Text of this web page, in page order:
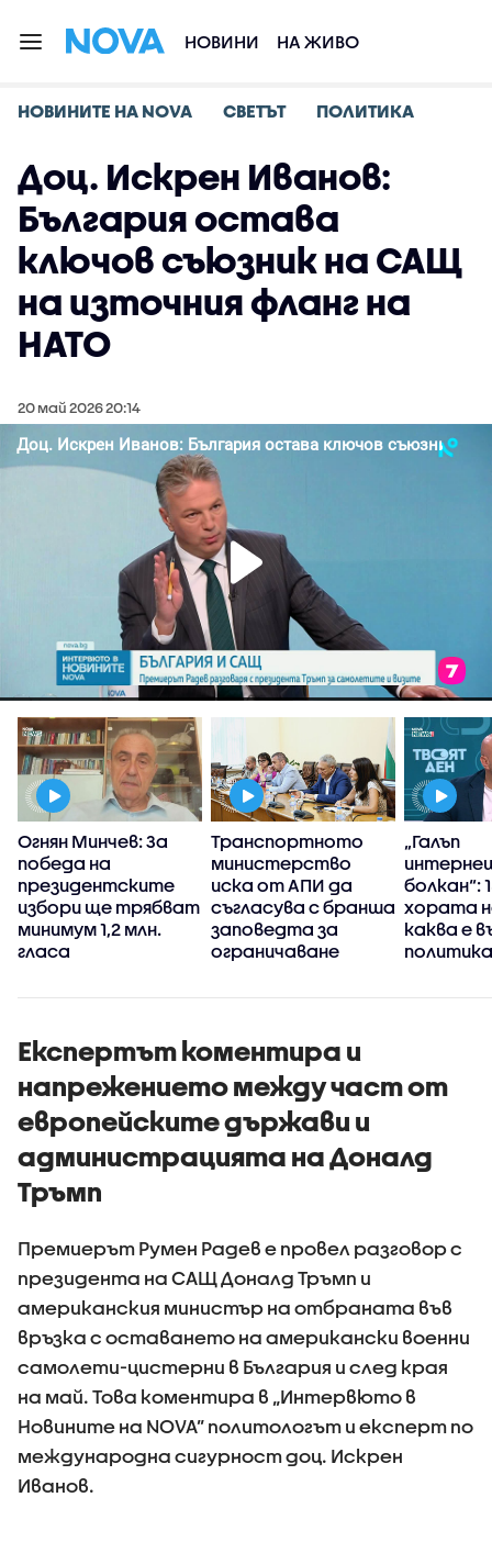
НОВИНИ НА ЖИВО
НОВИНИТЕ НА NOVA СВЕТЪТ ПОЛИТИКА
Доц. Искрен Иванов:
България остава
ключов съюзник на САЩ
на източния фланг на
НАТО
20 май 2026 20:14
Огнян Минчев: За
победа на
президентските
избори ще трябват
минимум 1,2 млн.
гласа
Транспортното
министерство
иска от АПИ да
съгласува с бранша
заповедта за
ограничаване
камиони
„Галъп
болкан“:
хората
каква е
Експертът коментира и
напрежението между част от
европейските държави и
администрацията на Доналд
Тръмп
Премиерът Румен Радев е провел разговор с
президента на САЩ Доналд Тръмп и
американския министър на отбраната във
връзка с оставането на американски военни
самолети-цистерни в България и след края
на май. Това коментира в „Интервюто в
Новините на NOVA” политологът и експерт по
международна сигурност доц. Искрен
Иванов.